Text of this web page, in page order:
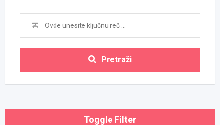
Pretraži
Toggle Filter